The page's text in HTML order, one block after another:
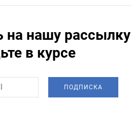
на нашу рассылку
в курсе
ПОДПИСКА